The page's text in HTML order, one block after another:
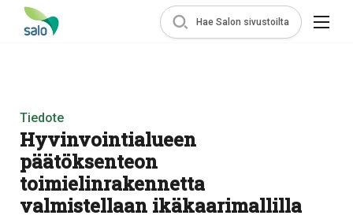
Hae Salon sivustoilta
Tiedote
Hyvinvointialueen
päätöksenteon
toimielinrakennetta
valmistellaan ikäkaarimallilla